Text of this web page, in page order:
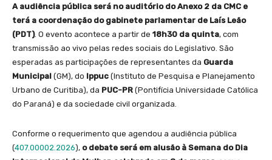
A audiência pública será no auditório do Anexo 2 da CMC e
terá a coordenação do gabinete parlamentar de Laís Leão
(PDT). O evento acontece a partir de 18h30 da quinta, com
transmissão ao vivo pelas redes sociais do Legislativo. São
esperadas as participações de representantes da Guarda
Municipal (GM), do Ippuc (Instituto de Pesquisa e Planejamento
Urbano de Curitiba), da PUC-PR (Pontifícia Universidade Católica
do Paraná) e da sociedade civil organizada.
Conforme o requerimento que agendou a audiência pública
(407.00002.2026), o debate será em alusão à Semana do Dia